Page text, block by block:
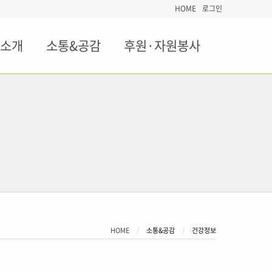
HOME 로그인
개 소통&공감 후원·자원봉사
HOME 소통&공감 CURRENT:
건강정보